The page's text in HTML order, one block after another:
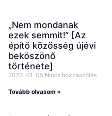
„Nem mondanak
ezek semmit!” [Az
építő közösség újévi
beköszönő
története]
2023-01-05 Nincs hozzászólás
Tovább olvasom »